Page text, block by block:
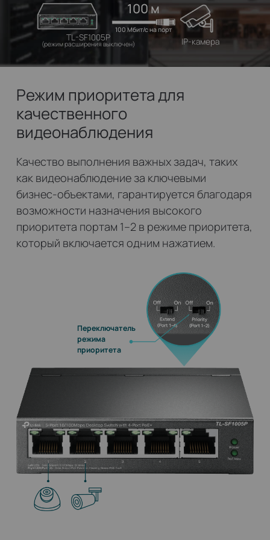
TL-SF1005P
(режим расширения выключен)
100 м
100 Мбит/с на порт
IP-камера
Режим приоритета для
качественного
видеонаблюдения
Качество выполнения важных задач, таких
как видеонаблюдение за ключевыми
бизнес‑объектами, гарантируется благодаря
возможности назначения высокого
приоритета портам 1–2 в режиме приоритета,
который включается одним нажатием.
Переключатель
режима
приоритета